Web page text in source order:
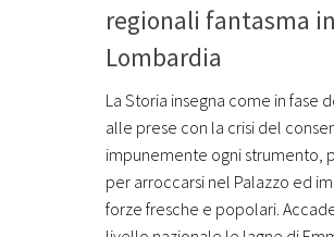
regionali fantasma
Lombardia
La Storia insegna come in fase
alle prese con la crisi del
impunemente ogni strumento,
per arroccarsi nel Palazzo ed
forze fresche e popolari.